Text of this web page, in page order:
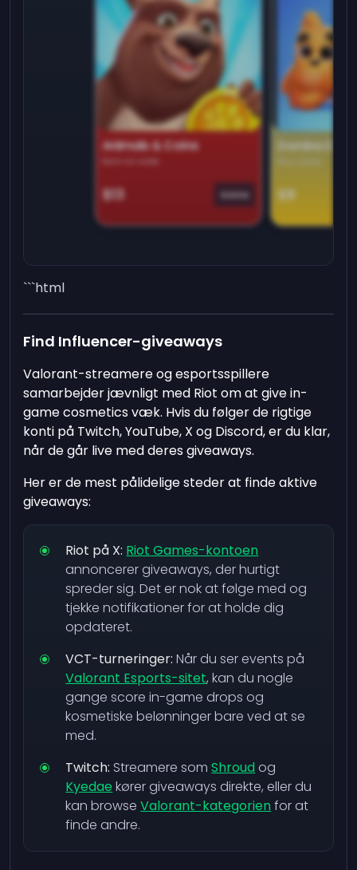
Animals & Coins
$13 Game
Domino
$9
```html
Find Influencer-giveaways
Valorant-streamere og esportsspillere
samarbejder jævnligt med Riot om at give in-
game cosmetics væk. Hvis du følger de rigtige
konti på Twitch, YouTube, X og Discord, er du klar,
når de går live med deres giveaways.
Her er de mest pålidelige steder at finde aktive
giveaways:
Riot på X: Riot Games-kontoen
annoncerer giveaways, der hurtigt
spreder sig. Det er nok at følge med og
tjekke notifikationer for at holde dig
opdateret.
VCT-turneringer: Når du ser events på
Valorant Esports-sitet, kan du nogle
gange score in-game drops og
kosmetiske belønninger bare ved at se
med.
Twitch: Streamere somShroudog
Kyedae kører giveaways direkte, eller du
kan browseValorant-kategorienfor at
finde andre.